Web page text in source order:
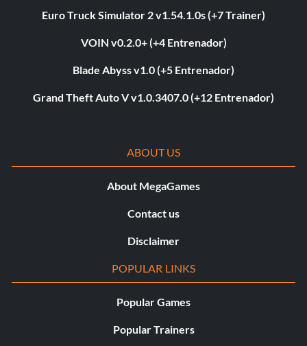
Euro Truck Simulator 2 v1.54.1.0s (+7 Trainer)
VOIN v0.2.0+ (+4 Entrenador)
Blade Abyss v1.0 (+5 Entrenador)
Grand Theft Auto V v1.0.3407.0 (+12 Entrenador)
ABOUT US
About MegaGames
Contact us
Disclaimer
POPULAR LINKS
Popular Games
Popular Trainers